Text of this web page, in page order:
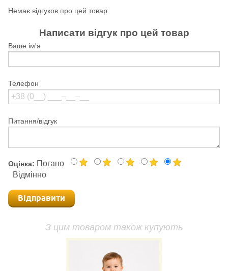
Немає відгуков про цей товар
Написати відгук про цей товар
Ваше ім'я
Телефон
Питання/відгук
Оцінка: Погано
Відмінно
Відправити
З цим товаром також купують